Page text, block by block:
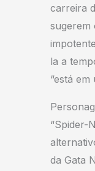
carreira
sugerem
la a
“está
“Spider-
da Gata